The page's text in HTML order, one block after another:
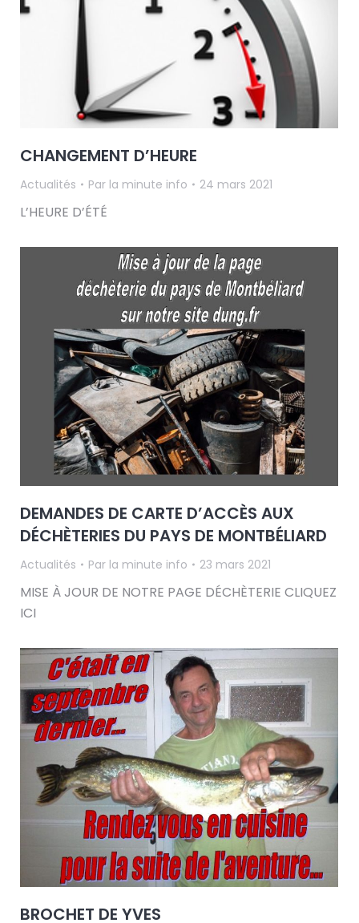
CHANGEMENT D’HEURE
Actualités Par la minute info 24 mars 2021
L’HEURE D’ÉTÉ
DEMANDES DE CARTE D’ACCÈS AUX
DÉCHÈTERIES DU PAYS DE MONTBÉLIARD
Actualités Par la minute info 23 mars 2021
MISE À JOUR DE NOTRE PAGE DÉCHÈTERIE CLIQUEZ
ICI
BROCHET DE YVES